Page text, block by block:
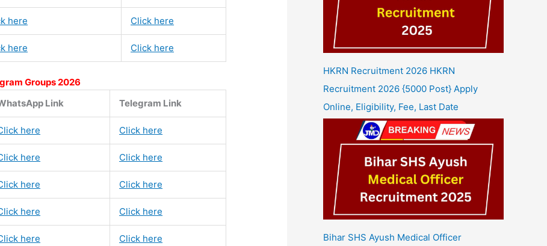
here Click here
here Click here
Groups 2026
Link Telegram Link
here Click here
here Click here
here Click here
here Click here
here Click here
HKRN Recruitment 2026 HKRN
Recruitment 2026 {5000 Post} Apply
Online, Eligibility, Fee, Last Date
Bihar SHS Ayush Medical Officer